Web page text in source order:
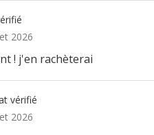
2026
! j'en rachèterai
vérifié
2026